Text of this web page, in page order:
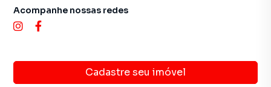
Cadastre seu imóvel
Acompanhe nossas redes